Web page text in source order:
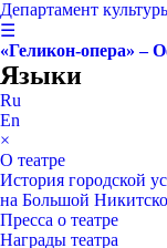
Департамент
☰
«Геликон-опера» –
Языки
Ru
En
×
О театре
История городской
на Большой
Пресса о театре
Награды театра